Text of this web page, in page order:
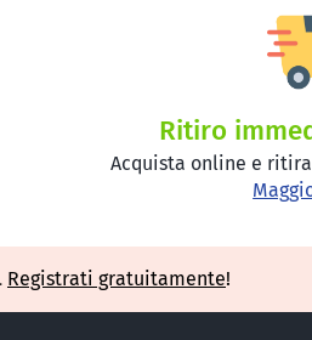
Ritiro
Acquista online e
Registrati gratuitamente!